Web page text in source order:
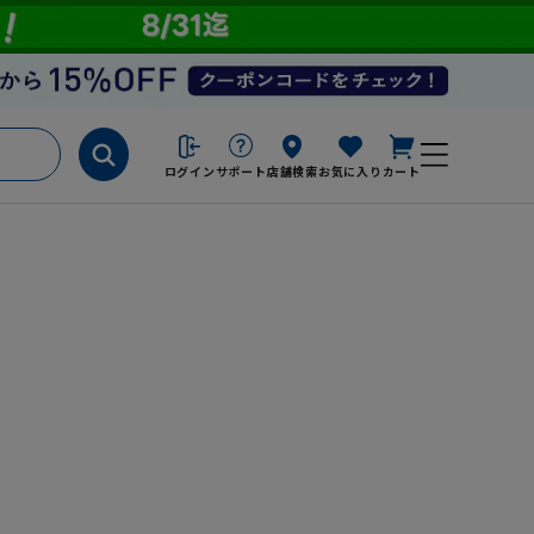
ログイン サポート店舗検索お気に入り カート